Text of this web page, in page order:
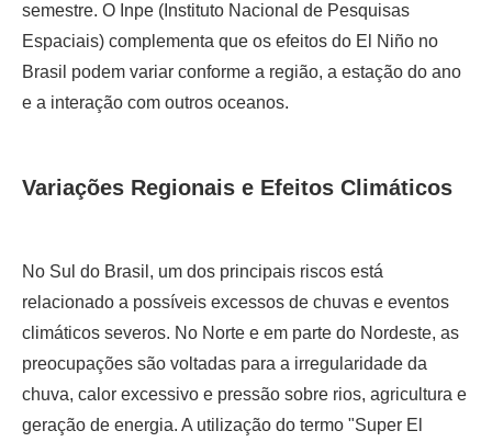
semestre. O Inpe (Instituto Nacional de Pesquisas
Espaciais) complementa que os efeitos do El Niño no
Brasil podem variar conforme a região, a estação do ano
e a interação com outros oceanos.
Variações Regionais e Efeitos Climáticos
No Sul do Brasil, um dos principais riscos está
relacionado a possíveis excessos de chuvas e eventos
climáticos severos. No Norte e em parte do Nordeste, as
preocupações são voltadas para a irregularidade da
chuva, calor excessivo e pressão sobre rios, agricultura e
geração de energia. A utilização do termo "Super El